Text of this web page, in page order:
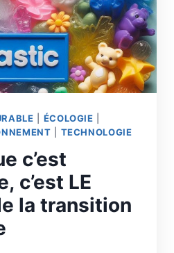
ÉCOLOGIE
TECHNOLOGIE
c’est
c’est LE
la transition